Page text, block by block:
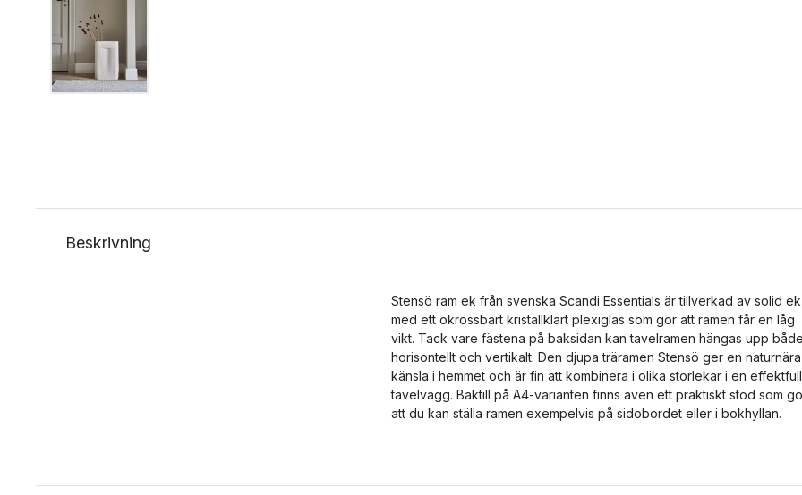
Beskrivning
Stensö ram ek från svenska Scandi Essentials är tillverkad av solid ek
med ett okrossbart kristallklart plexiglas som gör att ramen får en låg
vikt. Tack vare fästena på baksidan kan tavelramen hängas upp
horisontellt och vertikalt. Den djupa träramen Stensö ger en naturnära
känsla i hemmet och är fin att kombinera i olika storlekar i en effektfull
tavelvägg. Baktill på A4-varianten finns även ett praktiskt stöd som
att du kan ställa ramen exempelvis på sidobordet eller i bokhyllan.